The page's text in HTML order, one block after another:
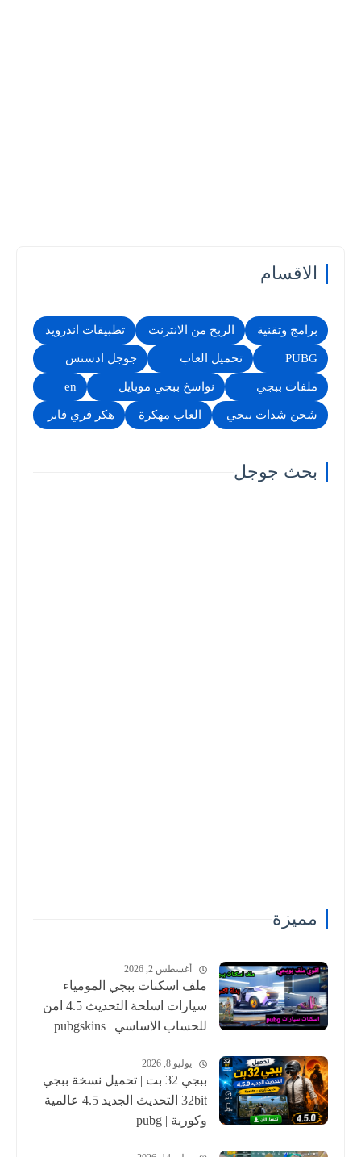
الاقسام
برامج وتقنية الربح من الانترنت تطبيقات اندرويد
PUBG تحميل العاب جوجل ادسنس
ملفات ببجي نواسخ ببجي موبايل en
شحن شدات ببجي العاب مهكرة هكر فري فاير
بحث جوجل
مميزة
أغسطس 2, 2026
ملف اسكنات ببجي المومياء
سيارات اسلحة التحديث 4.5 امن
للحساب الاساسي | pubgskins
يوليو 8, 2026
ببجي 32 بت | تحميل نسخة ببجي
32bit التحديث الجديد 4.5 عالمية
وكورية | pubg